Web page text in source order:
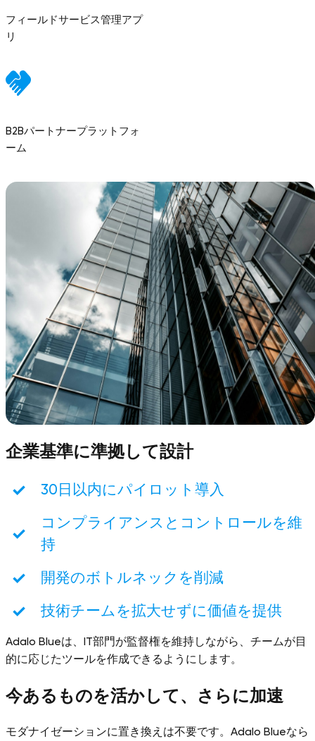
フィールドサービス管理アプ
リ
B2Bパートナープラットフォ
ーム
企業基準に準拠して設計
30日以内にパイロット導入
コンプライアンスとコントロールを維
持
開発のボトルネックを削減
技術チームを拡大せずに価値を提供
Adalo Blueは、IT部門が監督権を維持しながら、チームが目
的に応じたツールを作成できるようにします。
今あるものを活かして、さらに加速
モダナイゼーションに置き換えは不要です。Adalo Blueなら